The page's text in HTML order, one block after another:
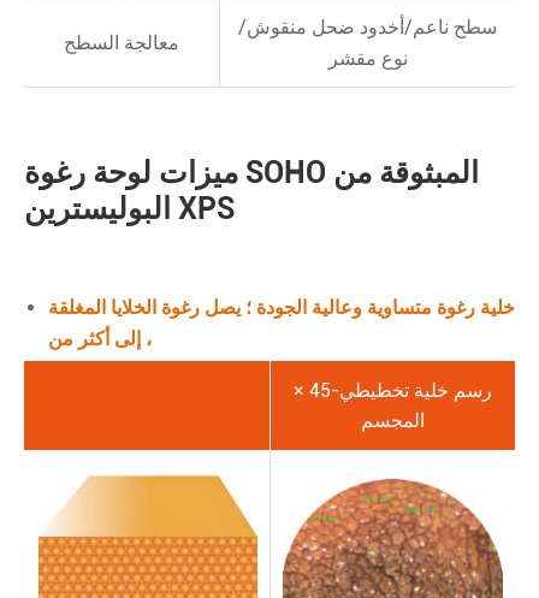
معالجة السطح
سطح ناعم/أخدود ضحل منقوش/
نوع مقشر
ميزات لوحة رغوة SOHO المبثوقة من
البوليسترين XPS
خلية رغوة متساوية وعالية الجودة ؛ يصل رغوة الخلايا المغلقة
إلى أكثر من ،
رسم خلية تخطيطي-45 ×
المجسم